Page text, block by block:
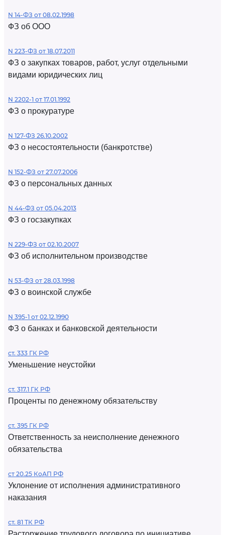
N 14-ФЗ от 08.02.1998
ФЗ об ООО
N 223-ФЗ от 18.07.2011
ФЗ о закупках товаров, работ, услуг отдельными
видами юридических лиц
N 2202-1 от 17.01.1992
ФЗ о прокуратуре
N 127-ФЗ 26.10.2002
ФЗ о несостоятельности (банкротстве)
N 152-ФЗ от 27.07.2006
ФЗ о персональных данных
N 44-ФЗ от 05.04.2013
ФЗ о госзакупках
N 229-ФЗ от 02.10.2007
ФЗ об исполнительном производстве
N 53-ФЗ от 28.03.1998
ФЗ о воинской службе
N 395-1 от 02.12.1990
ФЗ о банках и банковской деятельности
ст. 333 ГК РФ
Уменьшение неустойки
ст. 317.1 ГК РФ
Проценты по денежному обязательству
ст. 395 ГК РФ
Ответственность за неисполнение денежного
обязательства
ст 20.25 КоАП РФ
Уклонение от исполнения административного
наказания
ст. 81 ТК РФ